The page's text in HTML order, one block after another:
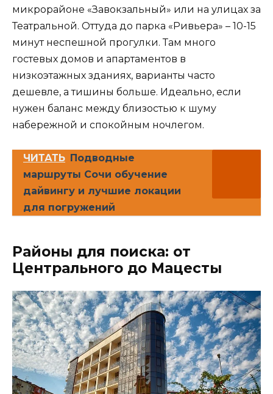
микрорайоне «Завокзальный» или на улицах за
Театральной. Оттуда до парка «Ривьера» – 10-15
минут неспешной прогулки. Там много
гостевых домов и апартаментов в
низкоэтажных зданиях, варианты часто
дешевле, а тишины больше. Идеально, если
нужен баланс между близостью к шуму
набережной и спокойным ночлегом.
ЧИТАТЬ Подводные
маршруты Сочи обучение
дайвингу и лучшие локации
для погружений
Районы для поиска: от
Центрального до Мацесты